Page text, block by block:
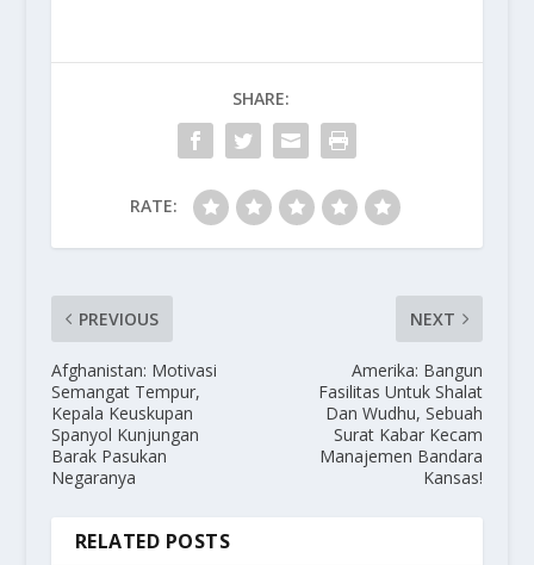
SHARE:
RATE:
PREVIOUS
Afghanistan: Motivasi
Semangat Tempur,
Kepala Keuskupan
Spanyol Kunjungan
Barak Pasukan
Negaranya
NEXT
Amerika: Bangun
Fasilitas Untuk Shalat
Dan Wudhu, Sebuah
Surat Kabar Kecam
Manajemen Bandara
Kansas!
RELATED POSTS